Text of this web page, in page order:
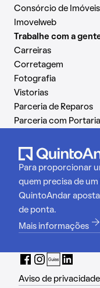
Consórcio de Imóveis
Imovelweb
Trabalhe com a
Carreiras
Corretagem
Fotografia
Vistorias
Parceria de Reparos
Parceria com
Para proporcionar
quem precisa de
QuintoAndar
de ponta.
Mais informações
Aviso de privacidade